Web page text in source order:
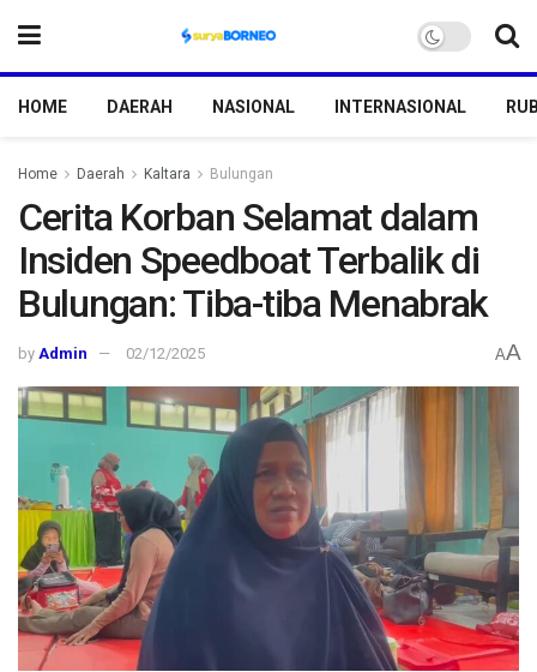
HOME DAERAH NASIONAL INTERNASIONAL
Home Daerah Kaltara Bulungan
Cerita Korban Selamat dalam
Insiden Speedboat Terbalik di
Bulungan: Tiba-tiba Menabrak
by Admin 02/12/2025 AA